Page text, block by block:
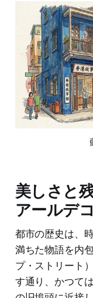
美しさと
アールデ
都市の歴史は、
満ちた物語を内
プ・ストリート
す通り、かつて